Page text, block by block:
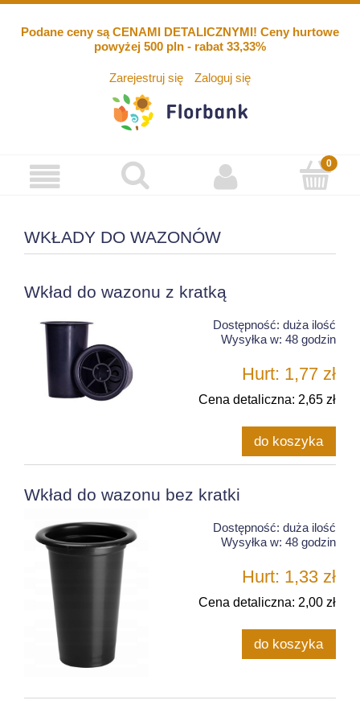
Podane ceny są CENAMI DETALICZNYMI! Ceny hurtowe
powyżej 500 pln - rabat 33,33%
Zarejestruj się Zaloguj się
WKŁADY DO WAZONÓW
Wkład do wazonu z kratką
Dostępność: duża ilość
Wysyłka w: 48 godzin
Hurt: 1,77 zł
Cena detaliczna: 2,65 zł
do koszyka
Wkład do wazonu bez kratki
Dostępność: duża ilość
Wysyłka w: 48 godzin
Hurt: 1,33 zł
Cena detaliczna: 2,00 zł
do koszyka